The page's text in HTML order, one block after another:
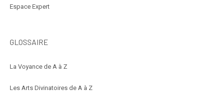
Espace Expert
GLOSSAIRE
La Voyance de A à Z
Les Arts Divinatoires de A à Z